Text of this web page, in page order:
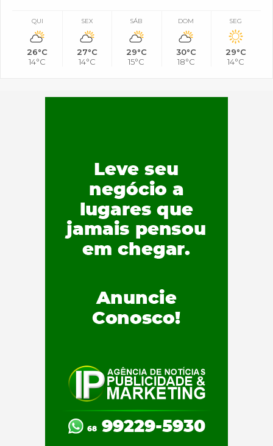
QUI
26°C
14°C
SEX
27°C
14°C
SÁB
29°C
15°C
DOM
30°C
18°C
SEG
29°C
14°C